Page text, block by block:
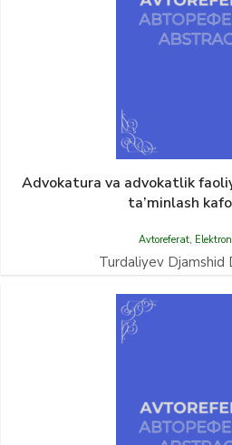
Advokatura va advokatlik
ta’minlash
Avtoreferat,
Turdaliyev Djamshid